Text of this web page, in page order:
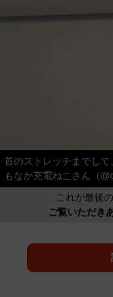
首のストレッチまでし
もなか充電ねこさん（
これが最後
ご覧いただき